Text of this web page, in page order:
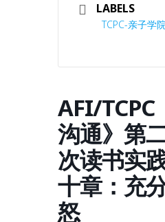
LABELS
TCPC-亲子学
AFI/TCPC
沟通》第
次读书实
十章：充
怒